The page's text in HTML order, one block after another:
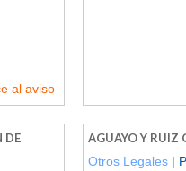
al aviso
DE
AGUAYO Y RUIZ
Otros Legales |